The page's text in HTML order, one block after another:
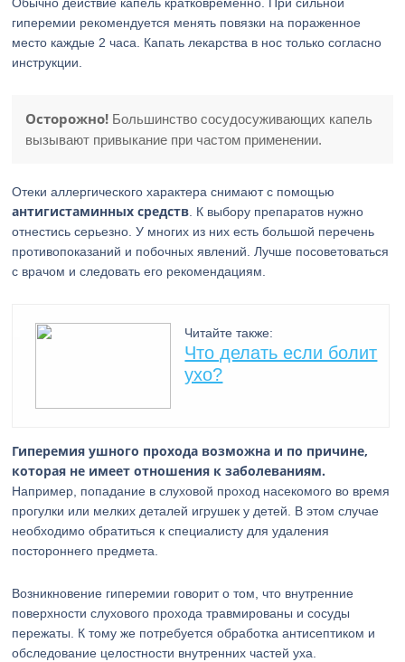
гиперемии рекомендуется менять повязки на пораженное
место каждые 2 часа. Капать лекарства в нос только согласно
инструкции.
Осторожно! Большинство сосудосуживающих капель
вызывают привыкание при частом применении.
Отеки аллергического характера снимают с помощью
антигистаминных средств . К выбору препаратов нужно
отнестись серьезно. У многих из них есть большой перечень
противопоказаний и побочных явлений. Лучше посоветоваться
с врачом и следовать его рекомендациям.
Читайте также:
Что делать если болит
ухо?
Гиперемия ушного прохода возможна и по причине,
которая не имеет отношения к заболеваниям.
Например, попадание в слуховой проход насекомого во время
прогулки или мелких деталей игрушек у детей. В этом случае
необходимо обратиться к специалисту для удаления
постороннего предмета.
Возникновение гиперемии говорит о том, что внутренние
поверхности слухового прохода травмированы и сосуды
пережаты. К тому же потребуется обработка антисептиком и
обследование целостности внутренних частей уха.